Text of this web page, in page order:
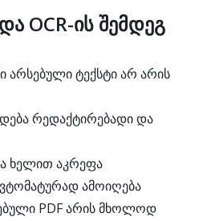
OCR-ის შემდეგ
არსებული ტექსტი არ არის
რედაქტირებადი და
ხელით აკრეფა
ამოიღება
PDF არის მხოლოდ